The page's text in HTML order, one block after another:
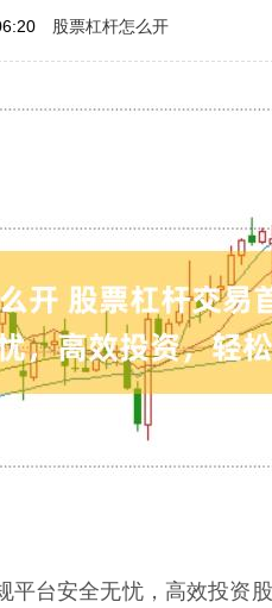
股票杠杆怎么开
平台安全无忧，高效投资